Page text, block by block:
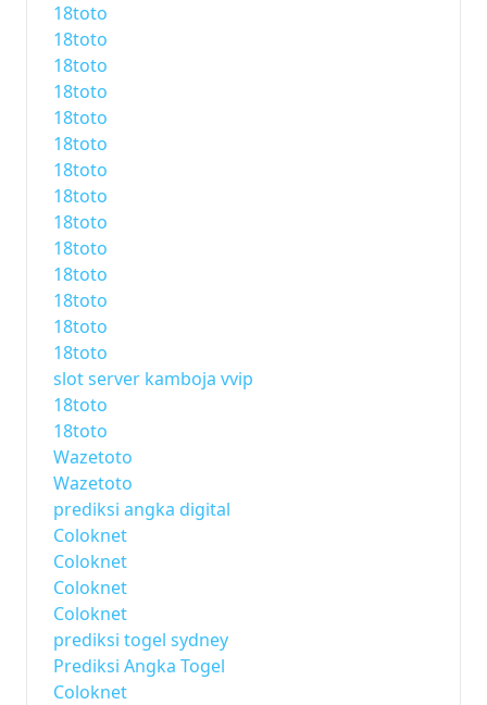
18toto
18toto
18toto
18toto
18toto
18toto
18toto
18toto
18toto
18toto
18toto
18toto
18toto
18toto
slot server kamboja vvip
18toto
18toto
Wazetoto
Wazetoto
prediksi angka digital
Coloknet
Coloknet
Coloknet
Coloknet
prediksi togel sydney
Prediksi Angka Togel
Coloknet